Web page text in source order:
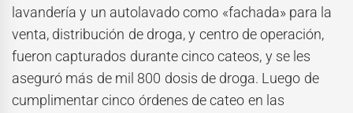
lavandería y un autolavado como «fachada» para la
venta, distribución de droga, y centro de operación,
fueron capturados durante cinco cateos, y se les
aseguró más de mil 800 dosis de droga. Luego de
cumplimentar cinco órdenes de cateo en las